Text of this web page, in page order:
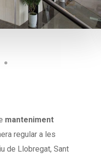
manteniment
regular a les
de Llobregat, Sant